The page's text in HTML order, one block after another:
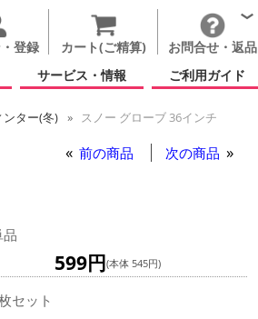
登録 カート(ご精算)
お問合せ・返品
サービス・情報 ご利用ガイド
ター(冬) スノー グローブ 36インチ
前の商品 次の商品
品
599円(本体 545円)
セット